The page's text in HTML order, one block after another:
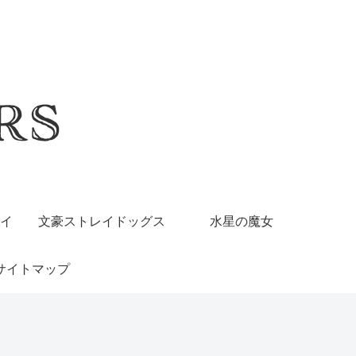
文豪ストレイドッグス 水星の魔女
イトマップ